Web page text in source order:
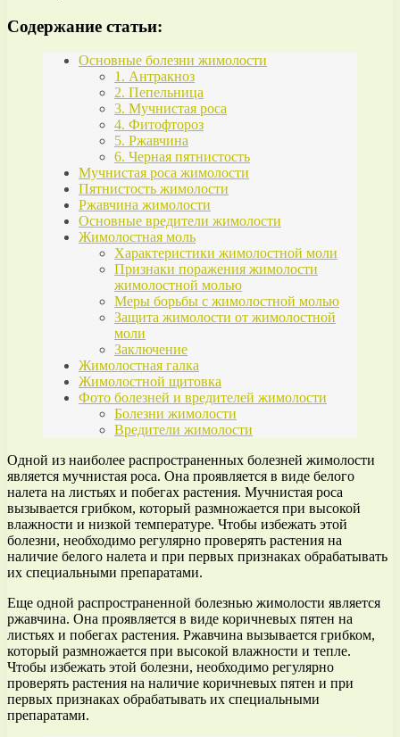
Содержание статьи:
Основные болезни жимолости
1. Антракноз
2. Пепельница
3. Мучнистая роса
4. Фитофтороз
5. Ржавчина
6. Черная пятнистость
Мучнистая роса жимолости
Пятнистость жимолости
Ржавчина жимолости
Основные вредители жимолости
Жимолостная моль
Характеристики жимолостной моли
Признаки поражения жимолости
жимолостной молью
Меры борьбы с жимолостной молью
Защита жимолости от жимолостной
моли
Заключение
Жимолостная галка
Жимолостной щитовка
Фото болезней и вредителей жимолости
Болезни жимолости
Вредители жимолости
Одной из наиболее распространенных болезней жимолости
является мучнистая роса. Она проявляется в виде белого
налета на листьях и побегах растения. Мучнистая роса
вызывается грибком, который размножается при высокой
влажности и низкой температуре. Чтобы избежать этой
болезни, необходимо регулярно проверять растения на
наличие белого налета и при первых признаках обрабатывать
их специальными препаратами.
Еще одной распространенной болезнью жимолости является
ржавчина. Она проявляется в виде коричневых пятен на
листьях и побегах растения. Ржавчина вызывается грибком,
который размножается при высокой влажности и тепле.
Чтобы избежать этой болезни, необходимо регулярно
проверять растения на наличие коричневых пятен и при
первых признаках обрабатывать их специальными
препаратами.